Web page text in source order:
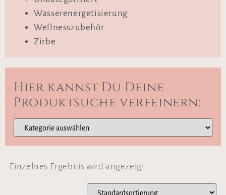
Wasserenergetisierung
Wellnesszubehör
Zirbe
Hier kannst Du Deine
Produktsuche verfeinern:
Einzelnes Ergebnis wird angezeigt